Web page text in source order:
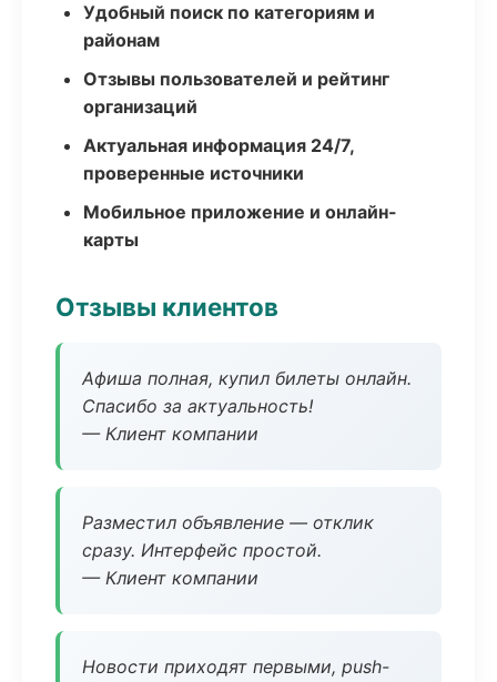
Удобный поиск по категориям и
районам
Отзывы пользователей и рейтинг
организаций
Актуальная информация 24/7,
проверенные источники
Мобильное приложение и онлайн-
карты
Отзывы клиентов
Афиша полная, купил билеты онлайн.
Спасибо за актуальность!
— Клиент компании
Разместил объявление — отклик
сразу. Интерфейс простой.
— Клиент компании
Новости приходят первыми, push-